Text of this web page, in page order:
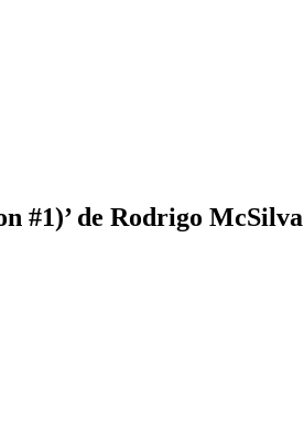
#1)’ de Rodrigo McSilva